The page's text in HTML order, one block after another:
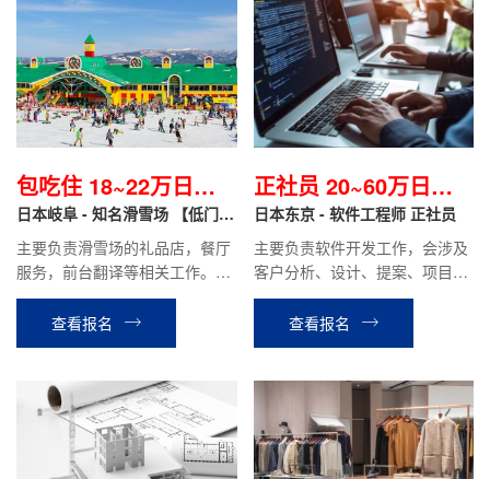
包吃住 18~22万日元/
月
日本岐阜 - 知名滑雪场 【低门槛
主要负责滑雪场的礼品店，餐厅
服务，前台翻译等相关工作。滑
雪场工作结束后可直接安排立山
温泉酒店或其他酒店工作。
查看报名
正社员 20~60万日元/
月
日本东京 - 软件工程师 正社员
主要负责软件开发工作，会涉及
客户分析、设计、提案、项目管
理等工作。
查看报名